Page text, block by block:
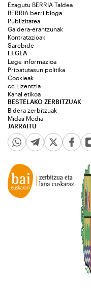
Ezagutu BERRIA Taldea
BERRIA berri bloga
Publizitatea
Galdera-erantzunak
Kontratazioak
Sarebide
JARRAITU
LEGEA
Lege informazioa
Pribatutasun politika
Cookieak
cc Lizentzia
Kanal etikoa
BESTELAKO ZERBITZUAK
Bidera zerbitzuak
Midas Media